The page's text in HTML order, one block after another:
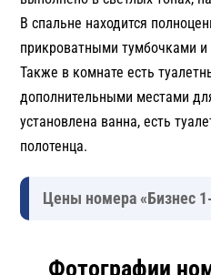
В спальне находится
прикроватными тумбочками
Также в комнате есть
дополнительными местами
установлена ванна, есть
полотенца.
Цены номера «Бизнес
Фотографии